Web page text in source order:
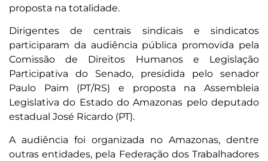
proposta na totalidade.
Dirigentes de centrais sindicais e sindicatos
participaram da audiência pública promovida pela
Comissão de Direitos Humanos e Legislação
Participativa do Senado, presidida pelo senador
Paulo Paim (PT/RS) e proposta na Assembleia
Legislativa do Estado do Amazonas pelo deputado
estadual José Ricardo (PT).
A audiência foi organizada no Amazonas, dentre
outras entidades, pela Federação dos Trabalhadores